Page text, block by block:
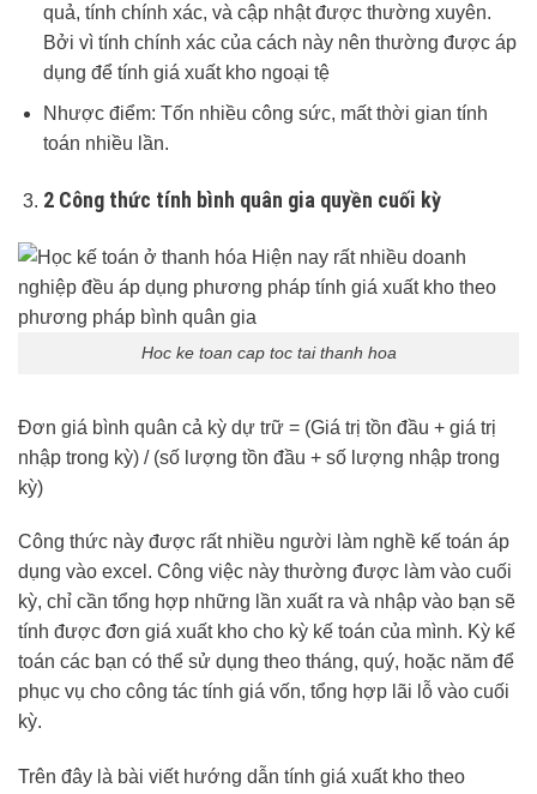
quả, tính chính xác, và cập nhật được thường xuyên.
Bởi vì tính chính xác của cách này nên thường được áp
dụng để tính giá xuất kho ngoại tệ
Nhược điểm: Tốn nhiều công sức, mất thời gian tính
toán nhiều lần.
2 Công thức tính bình quân gia quyền cuối kỳ
Hoc ke toan cap toc tai thanh hoa
Đơn giá bình quân cả kỳ dự trữ = (Giá trị tồn đầu + giá trị
nhập trong kỳ) / (số lượng tồn đầu + số lượng nhập trong
kỳ)
Công thức này được rất nhiều người làm nghề kế toán áp
dụng vào excel. Công việc này thường được làm vào cuối
kỳ, chỉ cần tổng hợp những lần xuất ra và nhập vào bạn sẽ
tính được đơn giá xuất kho cho kỳ kế toán của mình. Kỳ kế
toán các bạn có thể sử dụng theo tháng, quý, hoặc năm để
phục vụ cho công tác tính giá vốn, tổng hợp lãi lỗ vào cuối
kỳ.
Trên đây là bài viết hướng dẫn tính giá xuất kho theo